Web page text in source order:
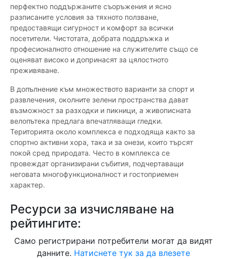
перфектно поддържаните съоръжения и ясно
разписаните условия за тяхното ползване,
предоставящи сигурност и комфорт за всички
посетители. Чистотата, добрата поддръжка и
професионалното отношение на служителите също се
оценяват високо и допринасят за цялостното
преживяване.
В допълнение към множеството варианти за спорт и
развлечения, околните зелени пространства дават
възможност за разходки и пикници, а живописната
велопътека предлага впечатляващи гледки.
Територията около комплекса е подходяща както за
спортно активни хора, така и за онези, които търсят
покой сред природата. Често в комплекса се
провеждат организирани събития, подчертаващи
неговата многофункционалност и гостоприемен
характер.
Ресурси за изчисляване на
рейтингите:
Само регистрирани потребители могат да видят
данните. Натиснете тук за да влезете